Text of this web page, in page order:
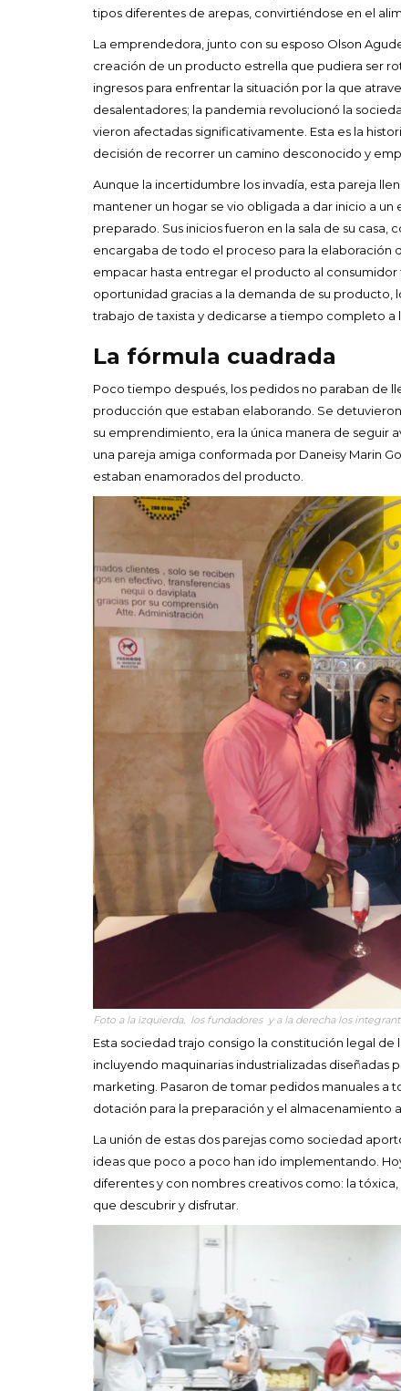
tipos diferentes de arepas, convirtiéndose en el
La emprendedora, junto con su esposo Olson
creación de un producto estrella que pudiera ser
ingresos para enfrentar la situación por la que
desalentadores; la pandemia revolucionó la
vieron afectadas significativamente. Esta es la
decisión de recorrer un camino desconocido y
Aunque la incertidumbre los invadía, esta pareja
mantener un hogar se vio obligada a dar inicio a
preparado. Sus inicios fueron en la sala de su
encargaba de todo el proceso para la elaboración
empacar hasta entregar el producto al
oportunidad gracias a la demanda de su producto,
trabajo de taxista y dedicarse a tiempo completo a
La fórmula cuadrada
Poco tiempo después, los pedidos no paraban de
producción que estaban elaborando. Se
su emprendimiento, era la única manera de seguir
una pareja amiga conformada por Daneisy Marin
estaban enamorados del producto.
Foto a la izquierda, los fundadores y a la derecha los
Esta sociedad trajo consigo la constitución legal
incluyendo maquinarias industrializadas diseñadas
marketing. Pasaron de tomar pedidos manuales a
dotación para la preparación y el almacenamiento
La unión de estas dos parejas como sociedad
ideas que poco a poco han ido implementando.
diferentes y con nombres creativos como: la tóxica,
que descubrir y disfrutar.